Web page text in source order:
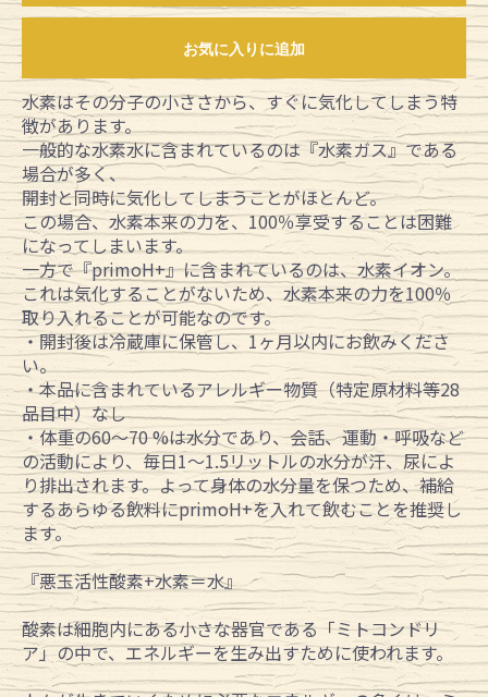
お気に入りに追加
水素はその分子の小ささから、すぐに気化してしまう特
徴があります。
一般的な水素水に含まれているのは『水素ガス』である
場合が多く、
開封と同時に気化してしまうことがほとんど。
この場合、水素本来の力を、100％享受することは困難
になってしまいます。
一方で『primoH+』に含まれているのは、水素イオン。
これは気化することがないため、水素本来の力を100％
取り入れることが可能なのです。
・開封後は冷蔵庫に保管し、1ヶ月以内にお飲みくださ
い。
・本品に含まれているアレルギー物質（特定原材料等28
品目中）なし
・体重の60～70 %は水分であり、会話、運動・呼吸など
の活動により、毎日1～1.5リットルの水分が汗、尿によ
り排出されます。よって身体の水分量を保つため、補給
するあらゆる飲料にprimoH+を入れて飲むことを推奨し
ます。
『悪玉活性酸素+水素＝水』
酸素は細胞内にある小さな器官である「ミトコンドリ
ア」の中で、エネルギーを生み出すために使われます。